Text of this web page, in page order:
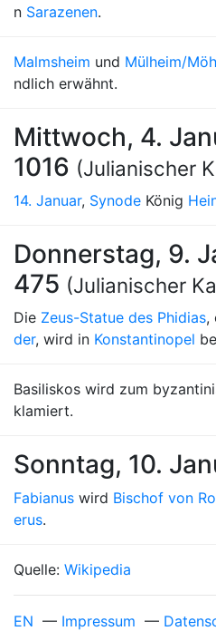
n Sarazenen.
Malmsheim und Mülheim/
ndlich erwähnt.
Mittwoch, 4.
1016 (Julianischer
14. Januar, Synode König
Donnerstag, 9.
475 (Julianischer
Die Zeus-Statue des Phidias,
der, wird in Konstantinopel
Basiliskos wird zum
klamiert.
Sonntag, 10.
Fabianus wird Bischof von
erus.
Quelle: Wikipedia
EN — Impressum —